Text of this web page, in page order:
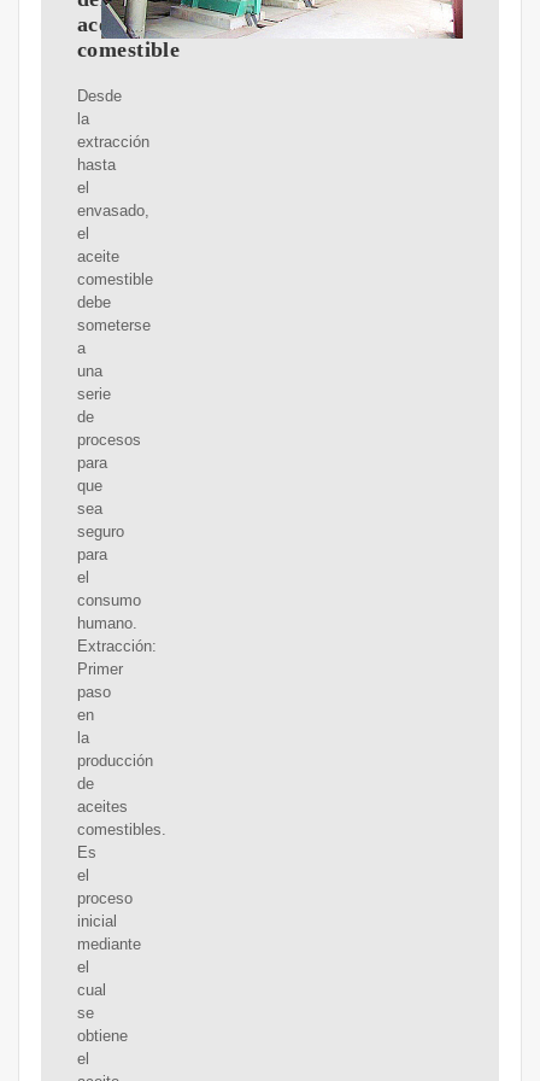
aceite
comestible
Desde
la
extracción
hasta
el
envasado,
el
aceite
comestible
debe
someterse
a
una
serie
de
procesos
para
que
sea
seguro
para
el
consumo
humano.
Extracción:
Primer
paso
en
la
producción
de
aceites
comestibles.
Es
el
proceso
inicial
mediante
el
cual
se
obtiene
el